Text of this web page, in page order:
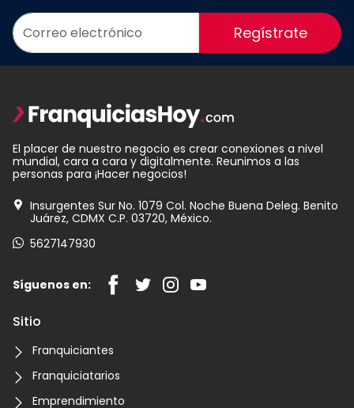
Regístrate
El placer de nuestro negocio es crear conexiones a nivel
mundial, cara a cara y digitalmente. Reunimos a las
personas para ¡Hacer negocios!
Insurgentes Sur No. 1079 Col. Noche Buena Deleg. Benito
Juárez, CDMX C.P. 03720, México.
5627147930
Síguenos en:
Sitio
Franquiciantes
Franquiciatarios
Emprendimiento